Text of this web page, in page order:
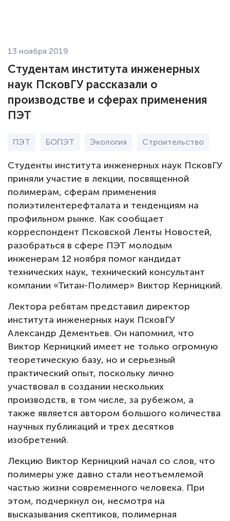
Экология
Продукция Пленка БОПЭТ
Продукция Гранулы ПЭТ
Карьера
Новости
Закупки
Тендеры
Контакты
13 ноября 2019
Студентам института инженерных
наук ПсковГУ рассказали о
производстве и сферах применения
ПЭТ
ПЭТ БОПЭТ Экология Строительство
Студенты института инженерных наук ПсковГУ
приняли участие в лекции, посвященной
полимерам, сферам применения
полиэтилентерефталата и тенденциям на
профильном рынке. Как сообщает
корреспондент Псковской Ленты Новостей,
разобраться в сфере ПЭТ молодым
инженерам 12 ноября помог кандидат
технических наук, технический консультант
компании «Титан-Полимер» Виктор Керницкий.
Лектора ребятам представил директор
института инженерных наук ПсковГУ
Александр Дементьев. Он напомнил, что
Виктор Керницкий имеет не только огромную
теоретическую базу, но и серьезный
практический опыт, поскольку лично
участвовал в создании нескольких
производств, в том числе, за рубежом, а
также является автором большого количества
научных публикаций и трех десятков
изобретений.
Лекцию Виктор Керницкий начал со слов, что
полимеры уже давно стали неотъемлемой
частью жизни современного человека. При
этом, подчеркнул он, несмотря на
высказывания скептиков, полимерная